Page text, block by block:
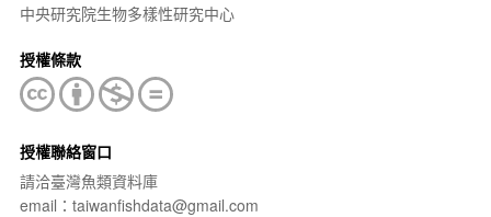
中央研究院生物多樣性研究中心
授權條款
授權聯絡窗口
請洽臺灣魚類資料庫
email：taiwanfishdata@gmail.com